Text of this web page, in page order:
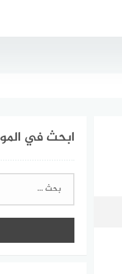
ابحث في
البحث